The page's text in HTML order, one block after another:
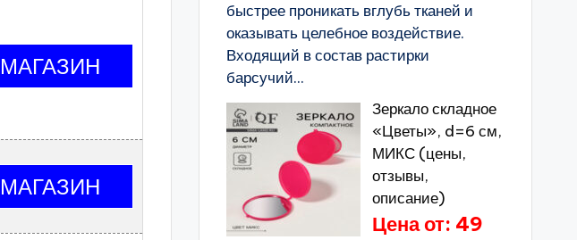
быстрее проникать вглубь тканей и
оказывать целебное воздействие.
Входящий в состав растирки
барсучий...
Зеркало складное
«Цветы», d=6 см,
МИКС (цены,
отзывы,
описание)
Цена от: 49